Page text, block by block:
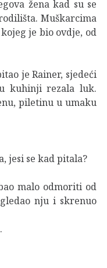
žena kad su se
Muškarcima
je bio ovdje, od
je Rainer, sjedeći
kuhinji rezala luk.
piletinu u umaku
jesi se kad pitala?
malo odmoriti od
nju i skrenuo